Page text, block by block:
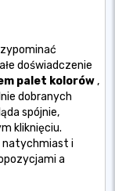
doświadczenie
palet kolorów,
dobranych
spójnie,
kliknięciu.
natychmiast i
a